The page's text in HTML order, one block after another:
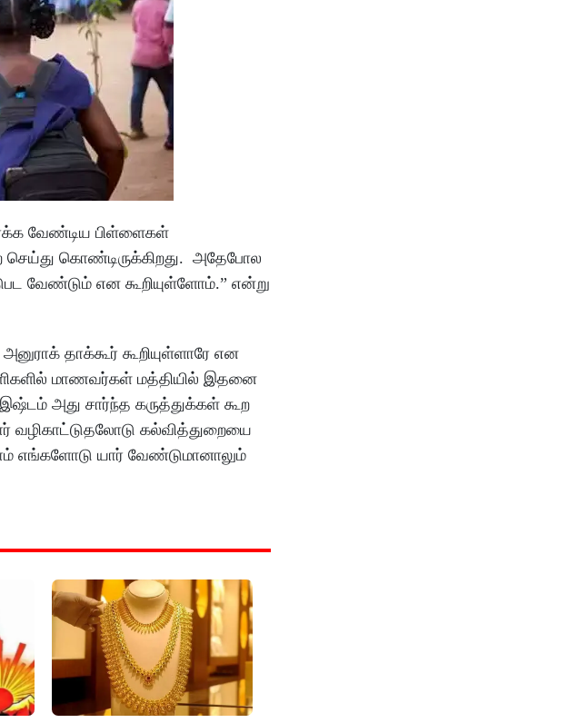
வேண்டிய பிள்ளைகள்
செய்து கொண்டிருக்கிறது. அதேபோல
வேண்டும் என கூறியுள்ளோம்.” என்று
தாக்கூர் கூறியுள்ளாரே என
மாணவர்கள் மத்தியில் இதனை
இஷ்டம் அது சார்ந்த கருத்துக்கள் கூற
வழிகாட்டுதலோடு கல்வித்துறையை
எங்களோடு யார் வேண்டுமானாலும்